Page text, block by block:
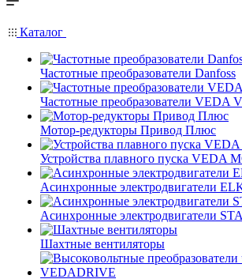
Каталог
Частотные преобразователи Danfoss
Частотные преобразователи VEDA
Мотор-редукторы Привод Плюс
Устройства плавного пуска VEDA
Асинхронные электродвигатели
Асинхронные электродвигатели
Шахтные вентиляторы